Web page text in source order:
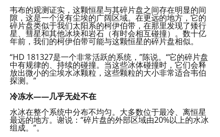
韦布的观测证实，这颗恒星与其碎片盘之间存在明显的间
隙，这是一个没有尘埃的广阔区域。在更远的地方，它的
碎片盘类似于我们太阳系的柯伊伯带，在那里发现了矮行
星、彗星和其他冰块和岩石（有时会相互碰撞）。数十亿
年前，我们的柯伊伯带可能与这颗恒星的碎片盘相似。
“HD 181327是一个非常活跃的系统，”陈说。“它的碎片盘
中有规律的、持续的碰撞。当这些冰体碰撞时，它们会释
放出微小的尘埃水冰颗粒，这些颗粒的大小非常适合韦伯
探测。”
冷冻水——几乎无处不在
水冰在整个系统中分布不均匀。大多数位于最冷、离恒星
最远的地方。谢说：“碎片盘的外部区域由20%以上的水冰
组成。”。